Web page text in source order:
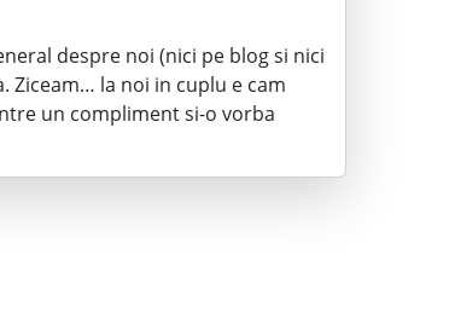
despre noi (nici pe blog si nici
Ziceam… la noi in cuplu e cam
un compliment si-o vorba